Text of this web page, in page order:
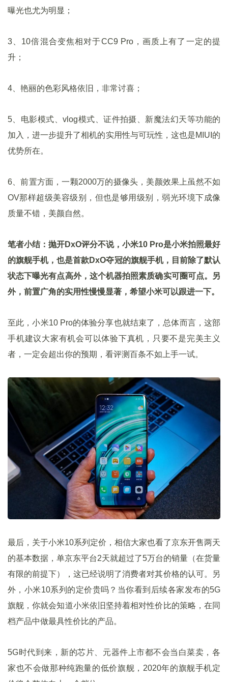
曝光也尤为明显；
3、10倍混合变焦相对于CC9 Pro，画质上有了一定的提
升；
4、艳丽的色彩风格依旧，非常讨喜；
5、电影模式、vlog模式、证件拍摄、新魔法幻天等功能的
加入，进一步提升了相机的实用性与可玩性，这也是MIUI的
优势所在。
6、前置方面，一颗2000万的摄像头，美颜效果上虽然不如
OV那样超级美容级别，但也是够用级别，弱光环境下成像
质量不错，美颜自然。
笔者小结：抛开DxO评分不说，小米10 Pro是小米拍照最好
的旗舰手机，也是首款DxO夺冠的旗舰手机，目前除了默认
状态下曝光有点高外，这个机器拍照素质确实可圈可点。另
外，前置广角的实用性慢慢显著，希望小米可以跟进一下。
至此，小米10 Pro的体验分享也就结束了，总体而言，这部
手机建议大家有机会可以体验下真机，只要不是完美主义
者，一定会超出你的预期，看评测百条不如上手一试。
最后，关于小米10系列定价，相信大家也看了京东开售两天
的基本数据，单京东平台2天就超过了5万台的销量（在货量
有限的前提下），这已经说明了消费者对其价格的认可。另
外，小米10系列的定价贵吗？当你看到后续各家发布的5G
旗舰，你就会知道小米依旧坚持着相对性价比的策略，在同
档产品中做最具性价比的产品。
5G时代到来，新的芯片、元器件上市都不会当白菜卖，各
家也不会做那种纯跑量的低价旗舰，2020年的旗舰手机定